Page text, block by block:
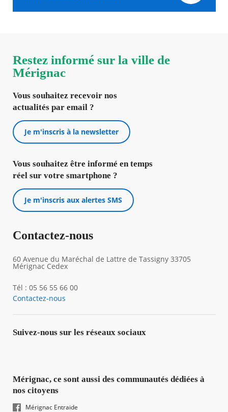
Restez informé sur la ville de
Mérignac
Vous souhaitez recevoir nos
actualités par email ?
Je m'inscris à la newsletter
Vous souhaitez être informé en temps
réel sur votre smartphone ?
Je m'inscris aux alertes SMS
Contactez-nous
60 Avenue du Maréchal de Lattre de Tassigny 33705
Mérignac Cedex
Tél : 05 56 55 66 00
Contactez-nous
Suivez-nous sur les réseaux sociaux
Mérignac, ce sont aussi des communautés dédiées à
nos citoyens
Mérignac Entraide